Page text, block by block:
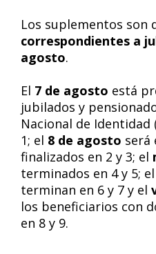
Los suplementos son
correspondientes a
agosto.
El 7 de agosto está
jubilados y
Nacional de
1; el 8 de agosto será
finalizados en 2 y 3; el
terminados en 4 y 5; el
terminan en 6 y 7 y el
los beneficiarios con
en 8 y 9.